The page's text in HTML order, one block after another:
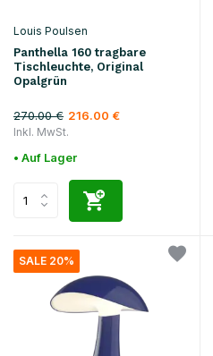
Louis Poulsen
Panthella 160 tragbare
Tischleuchte, Original
Opalgrün
270.00 € 216.00 €
Inkl. MwSt.
• Auf Lager
SALE 20%